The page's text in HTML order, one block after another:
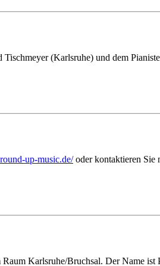
Tischmeyer (Karlsruhe) und dem
up-music.de/oder kontaktieren Sie
Karlsruhe/Bruchsal. Der Name